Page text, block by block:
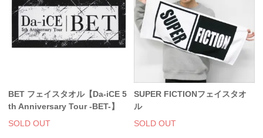
BET フェイスタオル【Da-iCE 5
th Anniversary Tour -BET-】
SOLD OUT
SUPER FICTIONフェイスタオ
ル
SOLD OUT